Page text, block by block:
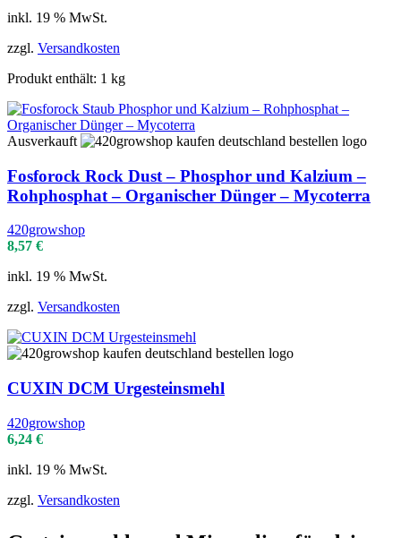
inkl. 19 % MwSt.
zzgl. Versandkosten
Produkt enthält: 1 kg
Ausverkauft
Fosforock Rock Dust – Phosphor und Kalzium –
Rohphosphat – Organischer Dünger – Mycoterra
420growshop
8,57 €
inkl. 19 % MwSt.
zzgl. Versandkosten
CUXIN DCM Urgesteinsmehl
420growshop
6,24 €
inkl. 19 % MwSt.
zzgl. Versandkosten